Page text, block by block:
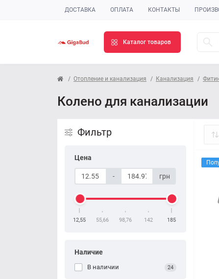
ДОСТАВКА ОПЛАТА КОНТАКТЫ
Каталог товаров
Отопление и канализация Канализация
Колено для канализации
Фильтр
Цена
- грн
12,55 55,66 98,76 142 185
Наличие
В наличии 24